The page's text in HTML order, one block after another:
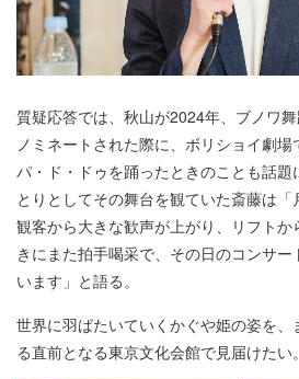
質疑応答では、秋山が2024年、ブノワ
ノミネートされた際に、ボリショイ劇
パ・ド・ドゥを踊ったときのことも話
とりとしてその舞台を観ていた斎藤は
観客から大きな歓声が上がり、リフトか
きにまた拍手喝采で、その日のコンサ
います」と語る。
世界に羽ばたいていくかぐや姫の姿を、
る直前となる東京文化会館で見届けたい。